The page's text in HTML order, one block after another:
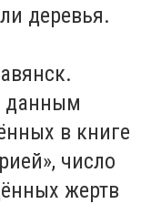
деревья.
данным
в книге
число
жертв